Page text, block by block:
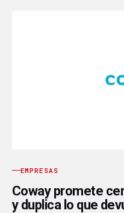
EMPRESAS
Coway promete
y duplica lo que